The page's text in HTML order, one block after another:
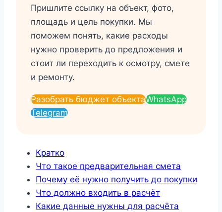
Пришлите ссылку на объект, фото,
площадь и цель покупки. Мы
поможем понять, какие расходы
нужно проверить до предложения и
стоит ли переходить к осмотру, смете
и ремонту.
Разобрать бюджет объектаWhatsApp
Telegram
Кратко
Что такое предварительная смета
Почему её нужно получить до покупки
Что должно входить в расчёт
Какие данные нужны для расчёта